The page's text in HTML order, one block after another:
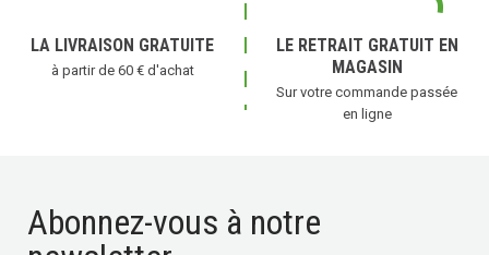
LA LIVRAISON GRATUITE
à partir de 60 € d'achat
LE RETRAIT GRATUIT EN
MAGASIN
Sur votre commande passée
en ligne
Abonnez-vous à notre